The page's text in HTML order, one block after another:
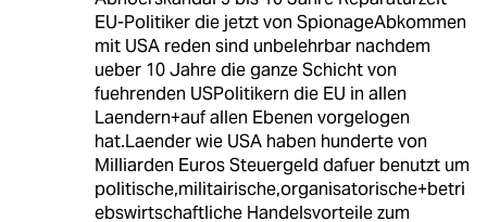
EU-Politiker die jetzt von SpionageAbkommen
mit USA reden sind unbelehrbar nachdem
ueber 10 Jahre die ganze Schicht von
fuehrenden USPolitikern die EU in allen
Laendern+auf allen Ebenen vorgelogen
hat.Laender wie USA haben hunderte von
Milliarden Euros Steuergeld dafuer benutzt um
politische,militairische,organisatorische+betri
ebswirtschaftliche Handelsvorteile zum